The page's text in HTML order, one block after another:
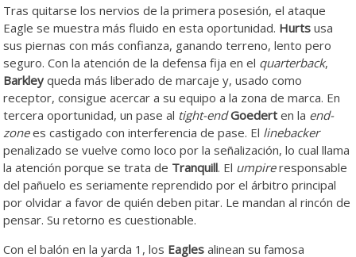
Tras quitarse los nervios de la primera posesión, el ataque
Eagle se muestra más fluido en esta oportunidad. Hurts usa
sus piernas con más confianza, ganando terreno, lento pero
seguro. Con la atención de la defensa fija en el quarterback,
Barkley queda más liberado de marcaje y, usado como
receptor, consigue acercar a su equipo a la zona de marca. En
tercera oportunidad, un pase al tight-end Goedert en la end-
zonees castigado con interferencia de pase. El linebacker
penalizado se vuelve como loco por la señalización, lo cual llama
la atención porque se trata de Tranquill. El umpireresponsable
del pañuelo es seriamente reprendido por el árbitro principal
por olvidar a favor de quién deben pitar. Le mandan al rincón de
pensar. Su retorno es cuestionable.
Con el balón en la yarda 1, los Eagles alinean su famosa